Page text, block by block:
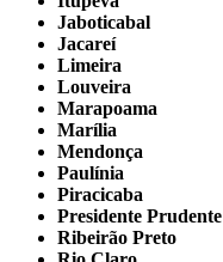
Jaboticabal
Jacareí
Limeira
Louveira
Marapoama
Marília
Mendonça
Paulínia
Piracicaba
Presidente Prudente
Ribeirão Preto